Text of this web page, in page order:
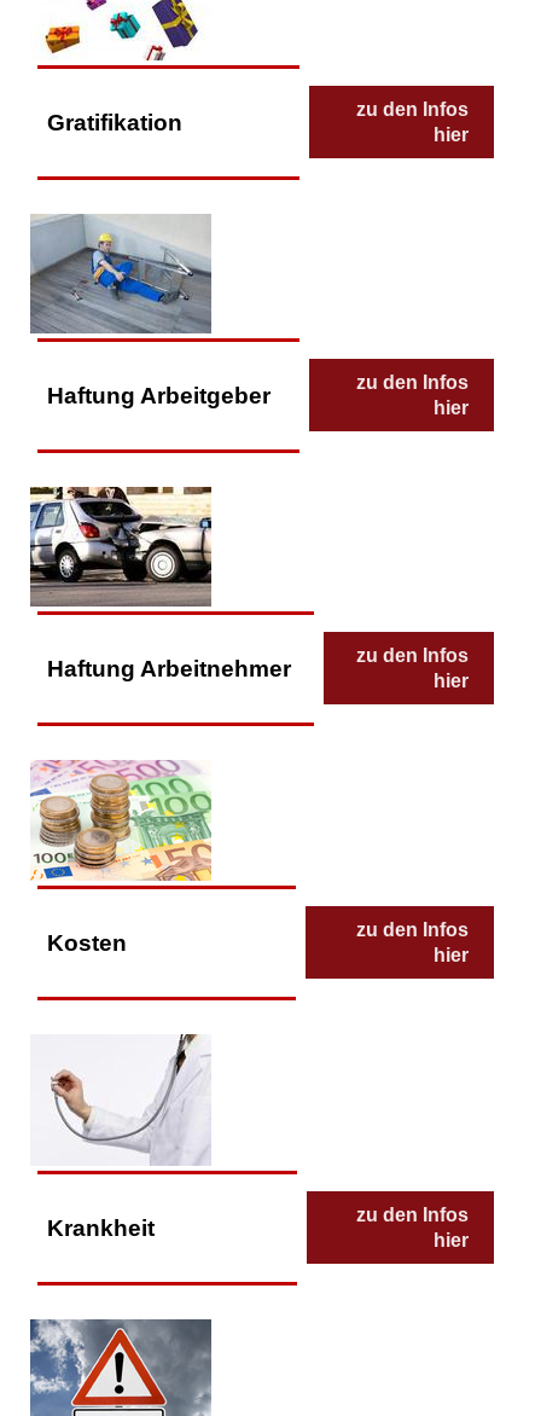
Gratifikation
zu den Infos
hier
Haftung Arbeitgeber
zu den Infos
hier
Haftung Arbeitnehmer
zu den Infos
hier
Kosten
zu den Infos
hier
Krankheit
zu den Infos
hier